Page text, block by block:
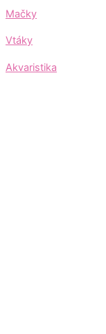
Mačky
Vtáky
Akvaristika